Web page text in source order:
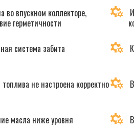
во впускном коллекторе,
герметичности
система забита
не настроена корректно
масла ниже уровня